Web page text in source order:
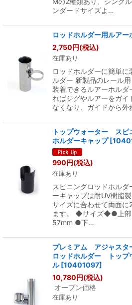
ンダードサイズよ…
ロッドホルダー用ルアー
2,750円(税込)
在庫あり
ロッドホルダーに簡単
ルダー 新製品のレール
装着できるルアーホルダ
ればジグやルアーをガイ
なくなり、ガイドから外
トップウォーター スピ
ホルダーキャップ [
990円(税込)
在庫あり
スピニングロッドホル
ーキャップは耐UV樹脂
サイズに合わせて両面に
ます。 ◆サイズ◆●上
57mm ●下…
プレミアム アジャスタ
ロッドホルダー トッ
ル [10401097]
10,780円(税込)
オープン価格
在庫あり